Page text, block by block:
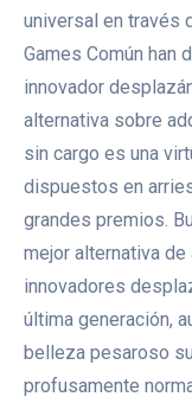
universal en través
Games Común han
innovador
alternativa sobre
sin cargo es una
dispuestos en
grandes premios.
mejor alternativa
innovadores
última generación,
belleza pesaroso
profusamente